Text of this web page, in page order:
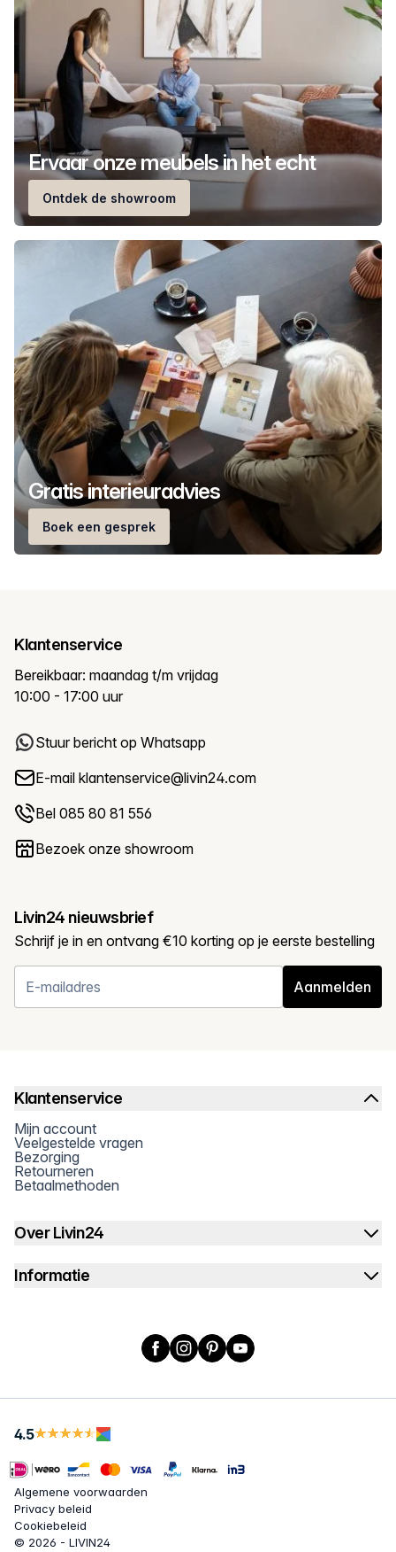
Ervaar onze meubels in het echt
Ontdek de showroom
Gratis interieuradvies
Boek een gesprek
Klantenservice
Bereikbaar: maandag t/m vrijdag
10:00 - 17:00 uur
Stuur bericht op Whatsapp
E-mail klantenservice@livin24.com
Bel 085 80 81 556
Bezoek onze showroom
Livin24 nieuwsbrief
Schrijf je in en ontvang €10 korting op je eerste bestelling
Aanmelden
Klantenservice
Mijn account
Veelgestelde vragen
Bezorging
Retourneren
Betaalmethoden
Over Livin24
Informatie
Facebook
Instagram
PinterestYouTube
4.5
Algemene voorwaarden
Privacy beleid
Cookiebeleid
© 2026 - LIVIN24